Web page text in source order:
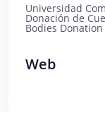
Universidad
Donación de
Bodies
Web